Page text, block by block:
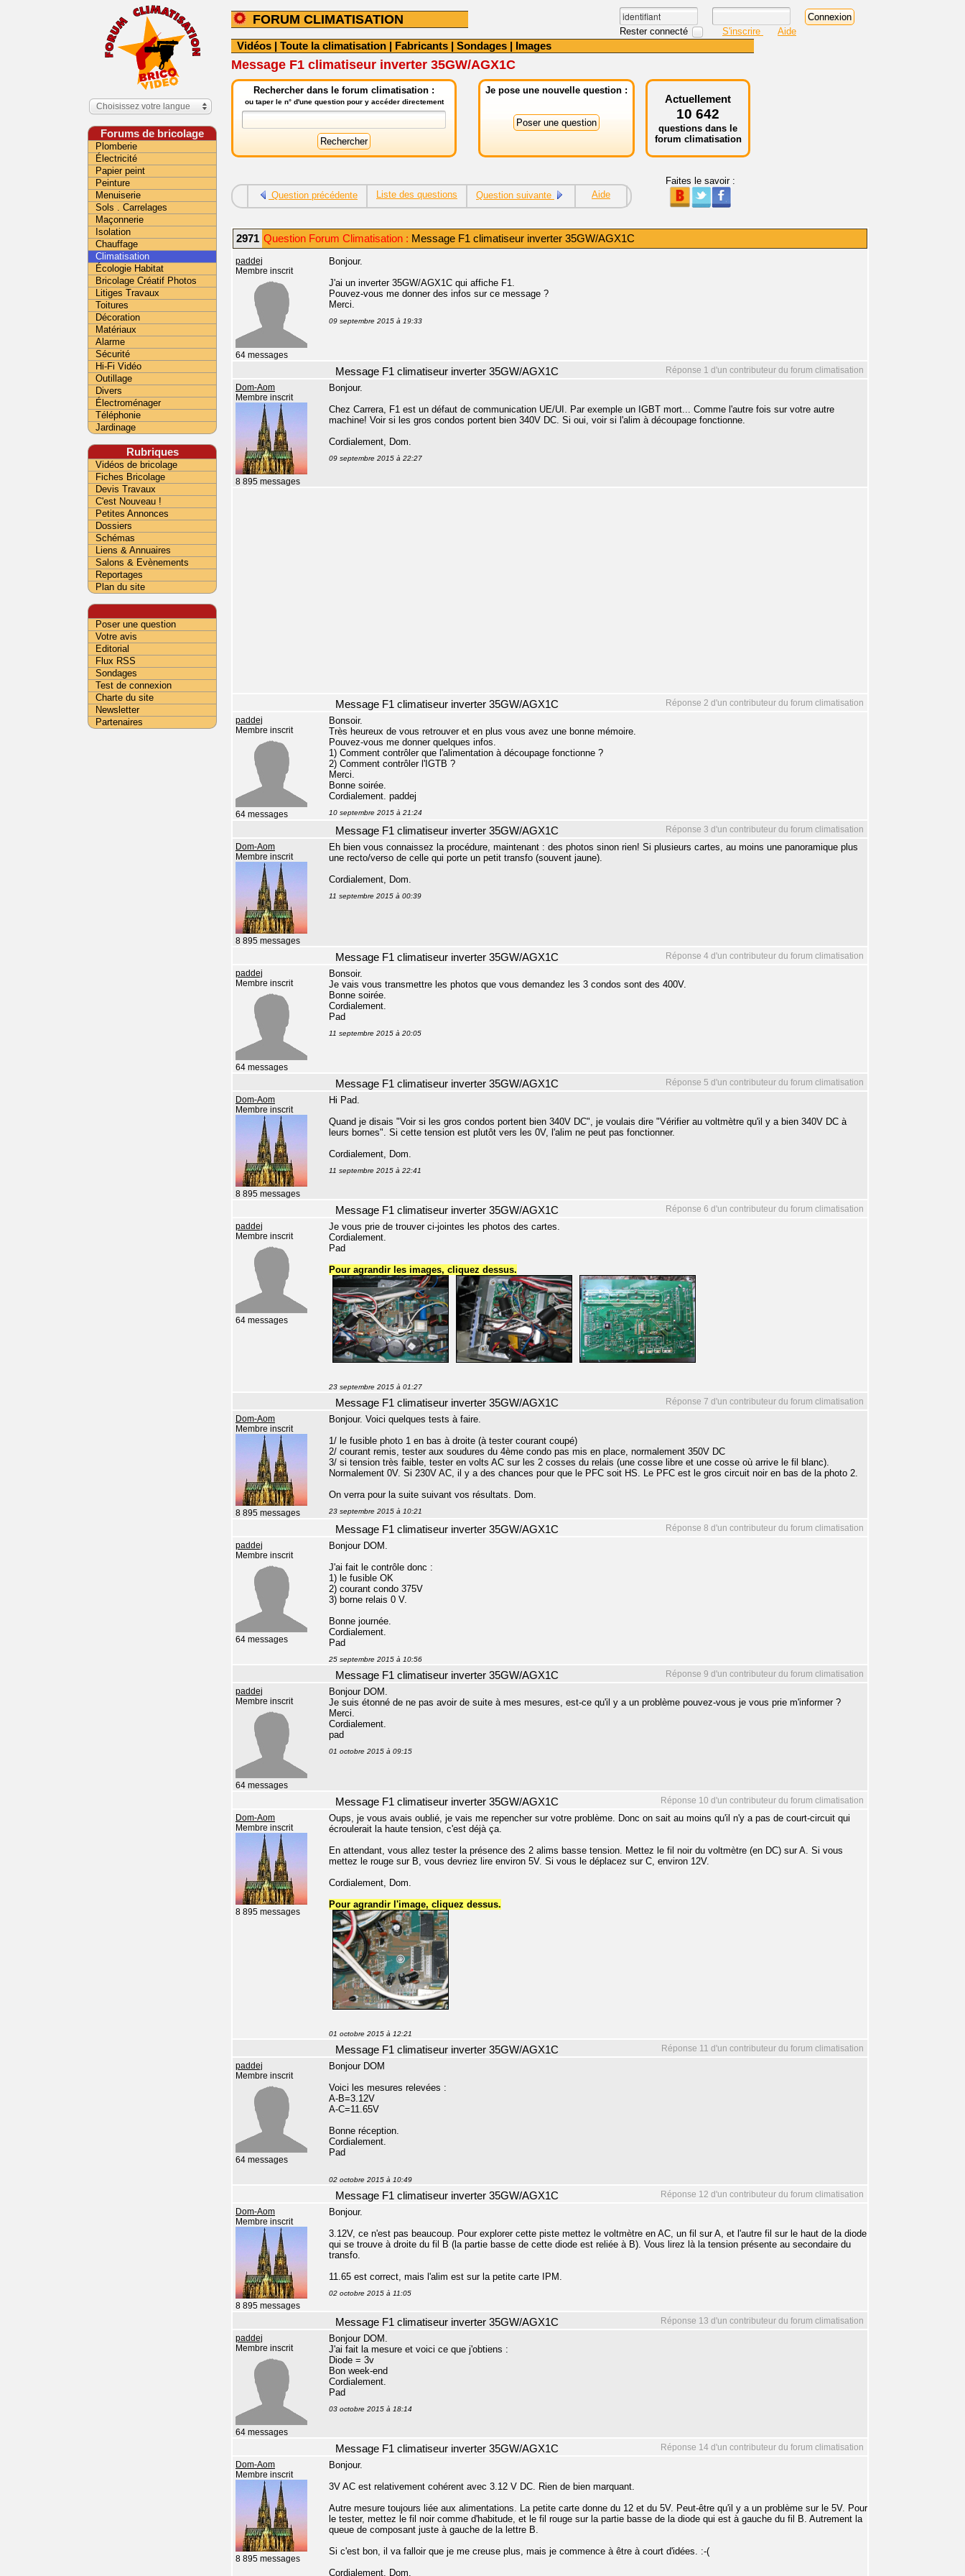
FORUM CLIMATISATION
Rester connecté S'inscrire Aide
Vidéos | Toute la climatisation | Fabricants | Sondages | Images
Message F1 climatiseur inverter 35GW/AGX1C
Rechercher dans le forum climatisation :
ou taper le n° d'une question pour y accéder directement
Je pose une nouvelle question :
Actuellement
10 642
questions dans le
forum climatisation
Question précédente Liste des questions Question suivante Aide
Faites le savoir :
2971 Question Forum Climatisation : Message F1 climatiseur inverter 35GW/AGX1C
paddej
Membre inscrit
64 messages
Bonjour.
J'ai un inverter 35GW/AGX1C qui affiche F1.
Pouvez-vous me donner des infos sur ce message ?
Merci.
09 septembre 2015 à 19:33
Réponse 1 d'un contributeur du forum climatisation
Message F1 climatiseur inverter 35GW/AGX1C
Dom-Aom
Membre inscrit
8 895 messages
Bonjour.
Chez Carrera, F1 est un défaut de communication UE/UI. Par exemple un IGBT mort... Comme l'autre fois sur votre autre
machine! Voir si les gros condos portent bien 340V DC. Si oui, voir si l'alim à découpage fonctionne.
Cordialement, Dom.
09 septembre 2015 à 22:27
Réponse 2 d'un contributeur du forum climatisation
Message F1 climatiseur inverter 35GW/AGX1C
paddej
Membre inscrit
64 messages
Bonsoir.
Très heureux de vous retrouver et en plus vous avez une bonne mémoire.
Pouvez-vous me donner quelques infos.
1) Comment contrôler que l'alimentation à découpage fonctionne ?
2) Comment contrôler l'IGTB ?
Merci.
Bonne soirée.
Cordialement. paddej
10 septembre 2015 à 21:24
Réponse 3 d'un contributeur du forum climatisation
Message F1 climatiseur inverter 35GW/AGX1C
Dom-Aom
Membre inscrit
8 895 messages
Eh bien vous connaissez la procédure, maintenant : des photos sinon rien! Si plusieurs cartes, au moins une panoramique plus
une recto/verso de celle qui porte un petit transfo (souvent jaune).
Cordialement, Dom.
11 septembre 2015 à 00:39
Réponse 4 d'un contributeur du forum climatisation
Message F1 climatiseur inverter 35GW/AGX1C
paddej
Membre inscrit
64 messages
Bonsoir.
Je vais vous transmettre les photos que vous demandez les 3 condos sont des 400V.
Bonne soirée.
Cordialement.
Pad
11 septembre 2015 à 20:05
Réponse 5 d'un contributeur du forum climatisation
Message F1 climatiseur inverter 35GW/AGX1C
Dom-Aom
Membre inscrit
8 895 messages
Hi Pad.
Quand je disais "Voir si les gros condos portent bien 340V DC", je voulais dire "Vérifier au voltmètre qu'il y a bien 340V DC à
leurs bornes". Si cette tension est plutôt vers les 0V, l'alim ne peut pas fonctionner.
Cordialement, Dom.
11 septembre 2015 à 22:41
Réponse 6 d'un contributeur du forum climatisation
Message F1 climatiseur inverter 35GW/AGX1C
paddej
Membre inscrit
64 messages
Je vous prie de trouver ci-jointes les photos des cartes.
Cordialement.
Pad
Pour agrandir les images, cliquez dessus.
23 septembre 2015 à 01:27
Réponse 7 d'un contributeur du forum climatisation
Message F1 climatiseur inverter 35GW/AGX1C
Dom-Aom
Membre inscrit
8 895 messages
Bonjour. Voici quelques tests à faire.
1/ le fusible photo 1 en bas à droite (à tester courant coupé)
2/ courant remis, tester aux soudures du 4ème condo pas mis en place, normalement 350V DC
3/ si tension très faible, tester en volts AC sur les 2 cosses du relais (une cosse libre et une cosse où arrive le fil blanc).
Normalement 0V. Si 230V AC, il y a des chances pour que le PFC soit HS. Le PFC est le gros circuit noir en bas de la photo 2.
On verra pour la suite suivant vos résultats. Dom.
23 septembre 2015 à 10:21
Réponse 8 d'un contributeur du forum climatisation
Message F1 climatiseur inverter 35GW/AGX1C
paddej
Membre inscrit
64 messages
Bonjour DOM.
J'ai fait le contrôle donc :
1) le fusible OK
2) courant condo 375V
3) borne relais 0 V.
Bonne journée.
Cordialement.
Pad
25 septembre 2015 à 10:56
Réponse 9 d'un contributeur du forum climatisation
Message F1 climatiseur inverter 35GW/AGX1C
paddej
Membre inscrit
64 messages
Bonjour DOM.
Je suis étonné de ne pas avoir de suite à mes mesures, est-ce qu'il y a un problème pouvez-vous je vous prie m'informer ?
Merci.
Cordialement.
pad
01 octobre 2015 à 09:15
Réponse 10 d'un contributeur du forum climatisation
Message F1 climatiseur inverter 35GW/AGX1C
Dom-Aom
Membre inscrit
8 895 messages
Oups, je vous avais oublié, je vais me repencher sur votre problème. Donc on sait au moins qu'il n'y a pas de court-circuit qui
écroulerait la haute tension, c'est déjà ça.
En attendant, vous allez tester la présence des 2 alims basse tension. Mettez le fil noir du voltmètre (en DC) sur A. Si vous
mettez le rouge sur B, vous devriez lire environ 5V. Si vous le déplacez sur C, environ 12V.
Cordialement, Dom.
Pour agrandir l'image, cliquez dessus.
01 octobre 2015 à 12:21
Réponse 11 d'un contributeur du forum climatisation
Message F1 climatiseur inverter 35GW/AGX1C
paddej
Membre inscrit
64 messages
Bonjour DOM
Voici les mesures relevées :
A-B=3.12V
A-C=11.65V
Bonne réception.
Cordialement.
Pad
02 octobre 2015 à 10:49
Réponse 12 d'un contributeur du forum climatisation
Message F1 climatiseur inverter 35GW/AGX1C
Dom-Aom
Membre inscrit
8 895 messages
Bonjour.
3.12V, ce n'est pas beaucoup. Pour explorer cette piste mettez le voltmètre en AC, un fil sur A, et l'autre fil sur le haut de la diode
qui se trouve à droite du fil B (la partie basse de cette diode est reliée à B). Vous lirez là la tension présente au secondaire du
transfo.
11.65 est correct, mais l'alim est sur la petite carte IPM.
02 octobre 2015 à 11:05
Réponse 13 d'un contributeur du forum climatisation
Message F1 climatiseur inverter 35GW/AGX1C
paddej
Membre inscrit
64 messages
Bonjour DOM.
J'ai fait la mesure et voici ce que j'obtiens :
Diode = 3v
Bon week-end
Cordialement.
Pad
03 octobre 2015 à 18:14
Réponse 14 d'un contributeur du forum climatisation
Message F1 climatiseur inverter 35GW/AGX1C
Dom-Aom
Membre inscrit
8 895 messages
Bonjour.
3V AC est relativement cohérent avec 3.12 V DC. Rien de bien marquant.
Autre mesure toujours liée aux alimentations. La petite carte donne du 12 et du 5V. Peut-être qu'il y a un problème sur le 5V. Pour
le tester, mettez le fil noir comme d'habitude, et le fil rouge sur la partie basse de la diode qui est à gauche du fil B. Autrement la
queue de composant juste à gauche de la lettre B.
Si c'est bon, il va falloir que je me creuse plus, mais je commence à être à court d'idées. :-(
Cordialement, Dom.
Choisissez votre langue
Forums de bricolage
Plomberie
Électricité
Papier peint
Peinture
Menuiserie
Sols . Carrelages
Maçonnerie
Isolation
Chauffage
Climatisation
Écologie Habitat
Bricolage Créatif Photos
Litiges Travaux
Toitures
Décoration
Matériaux
Alarme
Sécurité
Hi-Fi Vidéo
Outillage
Divers
Électroménager
Téléphonie
Jardinage
Rubriques
Vidéos de bricolage
Fiches Bricolage
Devis Travaux
C'est Nouveau !
Petites Annonces
Dossiers
Schémas
Liens & Annuaires
Salons & Evènements
Reportages
Plan du site
Poser une question
Votre avis
Editorial
Flux RSS
Sondages
Test de connexion
Charte du site
Newsletter
Partenaires